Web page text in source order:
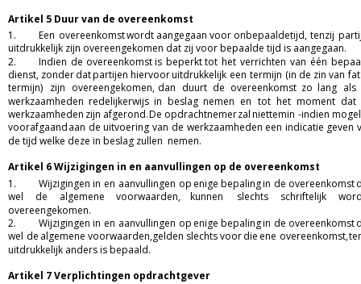
Artikel 5 Duur van de overeenkomst
1.
Een overeenkomstwordt aangegaan voor onbepaaldetijd, tenzij
uitdrukkelijk zijn overeengekomen dat zij voor bepaalde tijd is aangegaan.
2.
Indien de overeenkomstis beperkt tot het verrichten van één
dienst, zonderdatpartijen hiervooruitdrukkelijk een termijn (in de zin van
termijn) zijn overeengekomen, dan duurt de overeenkomst zo lang als
werkzaamheden redelijkerwijs in beslag nemen en tot het moment dat
werkzaamheden zijn afgerond.De opdrachtnemerzalniettemin -indien
voorafgaandaan de uitvoering van de werkzaamheden een indicatie geven
de tijd welke deze in beslag zullen  nemen.
Artikel 6 Wijzigingen in en aanvullingen op de overeenkomst
1.
Wijzigingen in en aanvullingen op enige bepalingin de overeenkomst
wel
de algemene voorwaarden, kunnen slechts schriftelijk
overeengekomen.
2.
Wijzigingen in en aanvullingen op enige bepalingin de overeenkomst
wel de algemene voorwaarden,gelden slechtsvoordie ene overeenkomst,
uitdrukkelijk anders is bepaald.
Artikel 7 Verplichtingen opdrachtgever